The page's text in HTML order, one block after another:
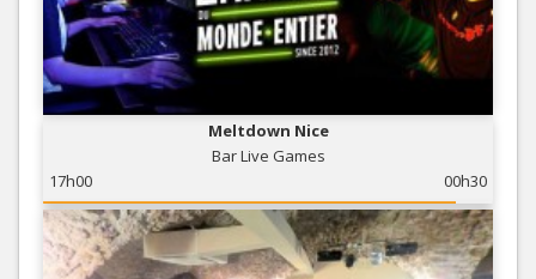
Meltdown Nice
Bar Live Games
17h00
00h30